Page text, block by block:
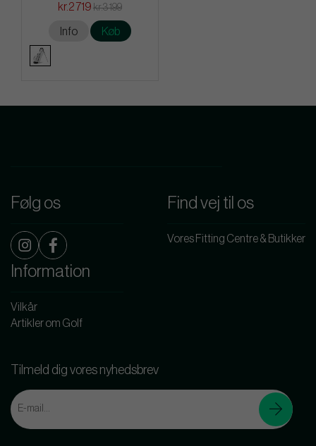
kr.2 719 kr.3 199
Info Køb
Følg os Find vej til os
Vores Fitting Centre & Butikker
Information
Vilkår
Artikler om Golf
Tilmeld dig vores nyhedsbrev